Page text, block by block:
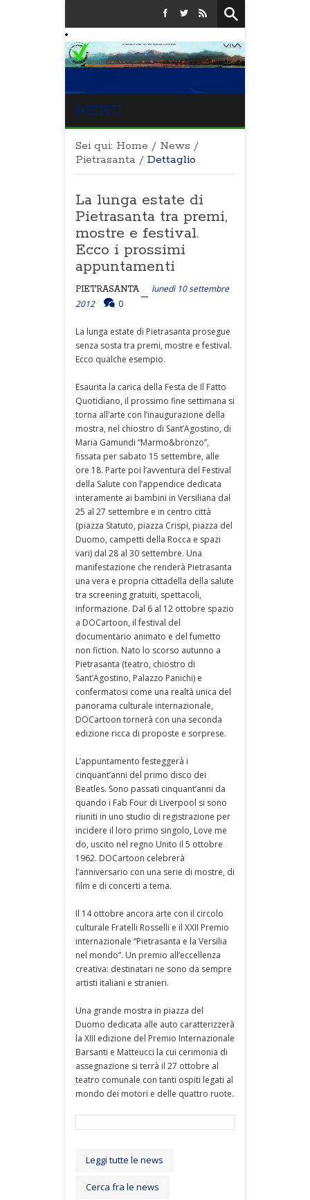
MENU
Sei qui: Home / News /
Pietrasanta / Dettaglio
La lunga estate di
Pietrasanta tra premi,
mostre e festival.
Ecco i prossimi
appuntamenti
PIETRASANTA
lunedì 10 settembre
2012
0
La lunga estate di Pietrasanta prosegue
senza sosta tra premi, mostre e festival.
Ecco qualche esempio.
Esaurita la carica della Festa de Il Fatto
Quotidiano, il prossimo fine settimana si
torna all’arte con l’inaugurazione della
mostra, nel chiostro di Sant’Agostino, di
Maria Gamundi “Marmo&bronzo”,
fissata per sabato 15 settembre, alle
ore 18. Parte poi l’avventura del Festival
della Salute con l’appendice dedicata
interamente ai bambini in Versiliana dal
25 al 27 settembre e in centro città
(piazza Statuto, piazza Crispi, piazza del
Duomo, campetti della Rocca e spazi
vari) dal 28 al 30 settembre. Una
manifestazione che renderà Pietrasanta
una vera e propria cittadella della salute
tra screening gratuiti, spettacoli,
informazione. Dal 6 al 12 ottobre spazio
a DOCartoon, il festival del
documentario animato e del fumetto
non fiction. Nato lo scorso autunno a
Pietrasanta (teatro, chiostro di
Sant’Agostino, Palazzo Panichi) e
confermatosi come una realtà unica del
panorama culturale internazionale,
DOCartoon tornerà con una seconda
edizione ricca di proposte e sorprese.
L’appuntamento festeggerà i
cinquant’anni del primo disco dei
Beatles. Sono passati cinquant’anni da
quando i Fab Four di Liverpool si sono
riuniti in uno studio di registrazione per
incidere il loro primo singolo, Love me
do, uscito nel regno Unito il 5 ottobre
1962. DOCartoon celebrerà
l’anniversario con una serie di mostre, di
film e di concerti a tema.
Il 14 ottobre ancora arte con il circolo
culturale Fratelli Rosselli e il XXII Premio
internazionale “Pietrasanta e la Versilia
nel mondo”. Un premio all’eccellenza
creativa: destinatari ne sono da sempre
artisti italiani e stranieri.
Una grande mostra in piazza del
Duomo dedicata alle auto caratterizzerà
la XIII edizione del Premio Internazionale
Barsanti e Matteucci la cui cerimonia di
assegnazione si terrà il 27 ottobre al
teatro comunale con tanti ospiti legati al
mondo dei motori e delle quattro ruote.
Leggi tutte le news
Cerca fra le news